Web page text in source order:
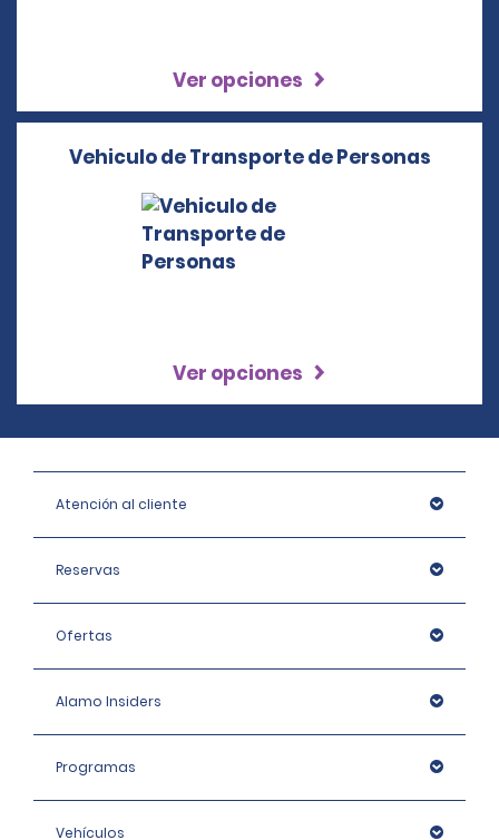
Ver opciones
Vehiculo de Transporte de Personas
Ver opciones
Atención al cliente
Reservas
Ofertas
Alamo Insiders
Programas
Vehículos